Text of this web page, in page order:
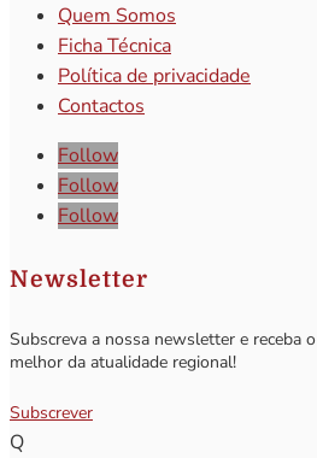
Quem Somos
Ficha Técnica
Política de privacidade
Contactos
Follow
Follow
Follow
Newsletter
Subscreva a nossa newsletter e receba o
melhor da atualidade regional!
Subscrever
Q